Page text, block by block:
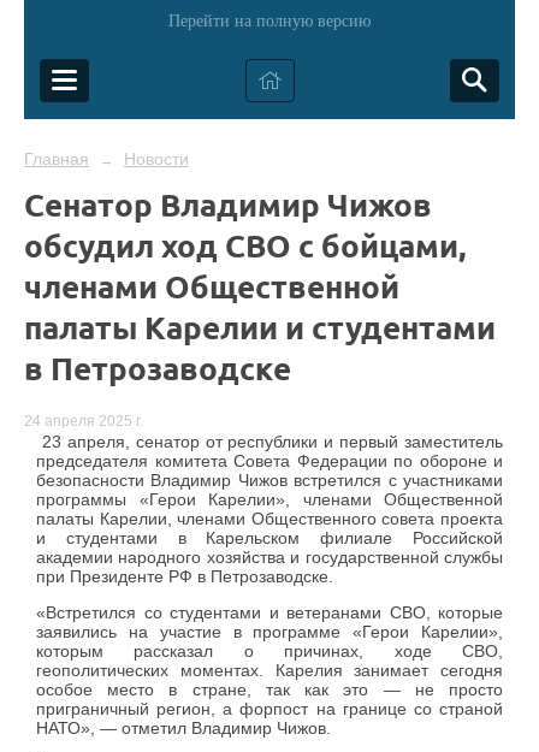
Перейти на полную версию
Главная → Новости
Сенатор Владимир Чижов
обсудил ход СВО с бойцами,
членами Общественной
палаты Карелии и студентами
в Петрозаводске
24 апреля 2025 г.
23 апреля, сенатор от республики и первый заместитель
председателя комитета Совета Федерации по обороне и
безопасности Владимир Чижов встретился с участниками
программы «Герои Карелии», членами Общественной
палаты Карелии, членами Общественного совета проекта
и студентами в Карельском филиале Российской
академии народного хозяйства и государственной службы
при Президенте РФ в Петрозаводске.
«Встретился со студентами и ветеранами СВО, которые
заявились на участие в программе «Герои Карелии»,
которым рассказал о причинах, ходе СВО,
геополитических моментах. Карелия занимает сегодня
особое место в стране, так как это — не просто
приграничный регион, а форпост на границе со страной
НАТО», — отметил Владимир Чижов.